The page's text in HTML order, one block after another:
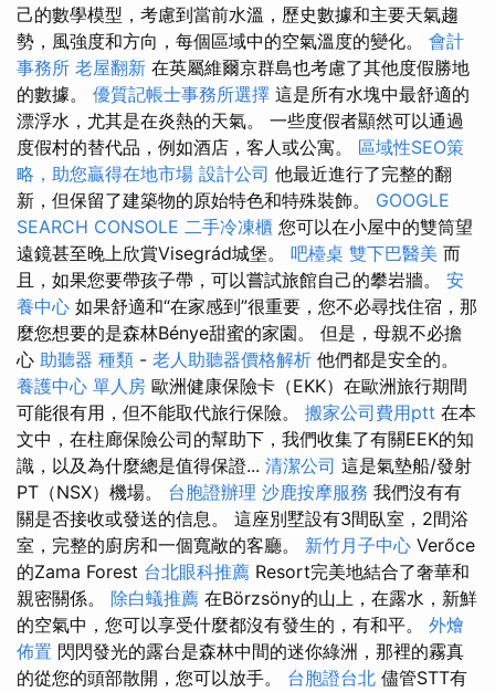
己的數學模型，考慮到當前水溫，歷史數據和主要天氣趨
勢，風強度和方向，每個區域中的空氣溫度的變化。 會計
事務所 老屋翻新 在英屬維爾京群島也考慮了其他度假勝地
的數據。 優質記帳士事務所選擇 這是所有水塊中最舒適的
漂浮水，尤其是在炎熱的天氣。 一些度假者顯然可以通過
度假村的替代品，例如酒店，客人或公寓。 區域性SEO策
略，助您贏得在地市場 設計公司 他最近進行了完整的翻
新，但保留了建築物的原始特色和特殊裝飾。 GOOGLE
SEARCH CONSOLE 二手冷凍櫃 您可以在小屋中的雙筒望
遠鏡甚至晚上欣賞Visegrád城堡。 吧檯桌 雙下巴醫美 而
且，如果您要帶孩子帶，可以嘗試旅館自己的攀岩牆。 安
養中心 如果舒適和“在家感到”很重要，您不必尋找住宿，那
麼您想要的是森林Bénye甜蜜的家園。 但是，母親不必擔
心 助聽器 種類 - 老人助聽器價格解析 他們都是安全的。
養護中心 單人房 歐洲健康保險卡（EKK）在歐洲旅行期間
可能很有用，但不能取代旅行保險。 搬家公司費用ptt 在本
文中，在柱廊保險公司的幫助下，我們收集了有關EEK的知
識，以及為什麼總是值得保證... 清潔公司 這是氣墊船/發射
PT（NSX）機場。 台胞證辦理 沙鹿按摩服務 我們沒有有
關是否接收或發送的信息。 這座別墅設有3間臥室，2間浴
室，完整的廚房和一個寬敞的客廳。 新竹月子中心 Verőce
的Zama Forest 台北眼科推薦 Resort完美地結合了奢華和
親密關係。 除白蟻推薦 在Börzsöny的山上，在露水，新鮮
的空氣中，您可以享受什麼都沒有發生的，有和平。 外燴
佈置 閃閃發光的露台是森林中間的迷你綠洲，那裡的霧真
的從您的頭部散開，您可以放手。 台胞證台北 儘管STT有